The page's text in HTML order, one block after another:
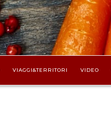
VIAGGI&TERRITORI VIDEO